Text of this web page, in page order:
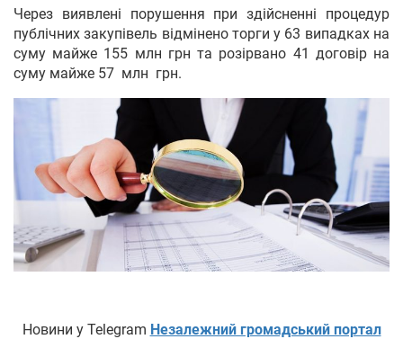
Через виявлені порушення при здійсненні процедур
публічних закупівель відмінено торги у 63 випадках на
суму майже 155 млн грн та розірвано 41 договір на
суму майже 57 млн грн.
Новини у Telegram Незалежний громадський портал